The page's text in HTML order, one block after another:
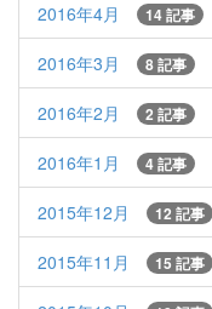
2016年4月 14 記事
2016年3月 8 記事
2016年2月 2 記事
2016年1月 4 記事
2015年12月 12 記事
2015年11月 15 記事